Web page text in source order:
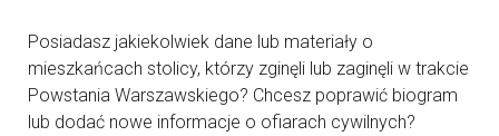
Posiadasz jakiekolwiek dane lub materiały o
mieszkańcach stolicy, którzy zginęli lub zaginęli w trakcie
Powstania Warszawskiego? Chcesz poprawić biogram
lub dodać nowe informacje o ofiarach cywilnych?